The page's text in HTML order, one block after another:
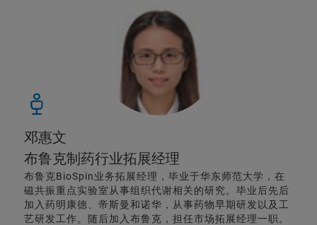
邓惠文
布鲁克制药行业拓展经理
布鲁克BioSpin业务拓展经理，毕业于华东师范大学，在
磁共振重点实验室从事组织代谢相关的研究。毕业后先后
加入药明康德、帝斯曼和诺华，从事药物早期研发以及工
艺研发工作。随后加入布鲁克，担任市场拓展经理一职。